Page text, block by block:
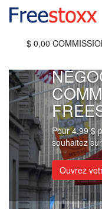
$ 0,00
Pour 4,99 $
souhaitez
Ouvrez